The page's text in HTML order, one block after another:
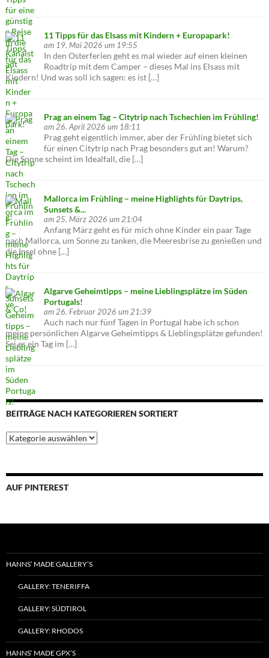
11 Tipps für das Elsass mit Kindern + Europapark!
am 19. Mai 2026 um 19:55
In den Osterferien geht es mal wieder auf einen kleinen
Roadtrip mit dem Camper – dieses Mal ins Elsass mit
Kindern! Und was soll ich sagen: es ist […]
Prag an einem Tag – Citytrip nach Tschechien im Frühling!
am 26. April 2026 um 18:11
Prag geht eigentlich immer, aber der Frühling bietet sich
für einen Citytrip nach Prag besonders gut an! Warum?
Die Sonne scheint im Idealfall, die […]
Mallorca im Frühling – meine Highlights für Daytrips,
Sunsets &...
am 25. März 2026 um 21:04
Anfang März geht es für mich ohne Kinder ein paar Tage
nach Mallorca, um Sonne zu tanken, die Meeresbrise zu genießen und
die Insel ohne […]
Algarve Geheimtipps – meine Lieblingsplätze im Süden
Portugals!
am 26. Februar 2026 um 21:39
Auch nach nur fünf Tagen in Portugal habe ich schon
meine persönlichen Algarve Geheimtipps & Lieblingsplätze gefunden!
Sei es ein Tag im […]
BEITRÄGE NACH KATEGORIEREN SORTIERT
Beiträge
nach
AUF PINTEREST
HANNS’ MADE GALLERY’S
GALLERY: TENERIFFA
GALLERY: SÜDTIROL
GALLERY: RHODOS
HANNS‘ MADE GPX’S